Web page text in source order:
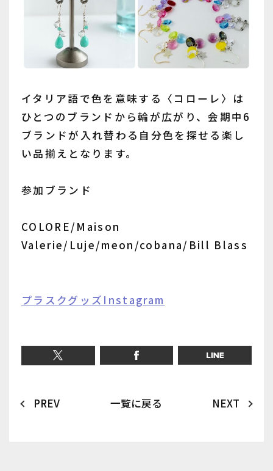
イタリア語で色を意味する〈コローレ〉は
ひとつのブランドから輪が広がり、会期中6
ブランドが入れ替わる自分色を探せる楽し
い品揃えとなります。
参加ブランド
COLORE/Maison
Valerie/Luje/meon/cobana/Bill Blass
プラスクグッズInstagram
PREV 一覧に戻る NEXT